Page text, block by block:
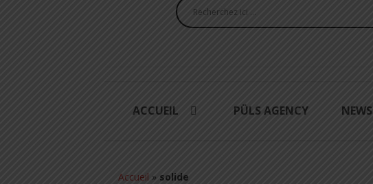
ACCUEIL PÜLS AGENCY NEWS
Accueil » solide